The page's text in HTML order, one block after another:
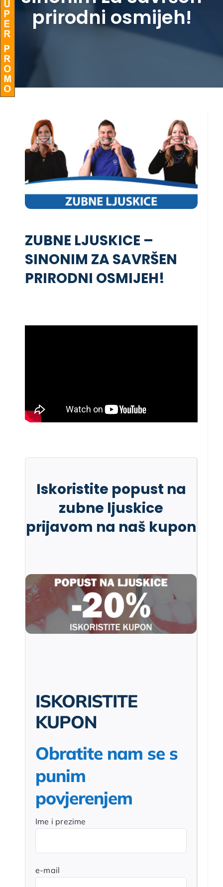
prirodni osmijeh!
ZUBNE LJUSKICE –
SINONIM ZA SAVRŠEN
PRIRODNI OSMIJEH!
Iskoristite popust na
zubne ljuskice
prijavom na naš kupon
ISKORISTITE
KUPON
Obratite nam se s
punim
povjerenjem
Ime i prezime
e-mail